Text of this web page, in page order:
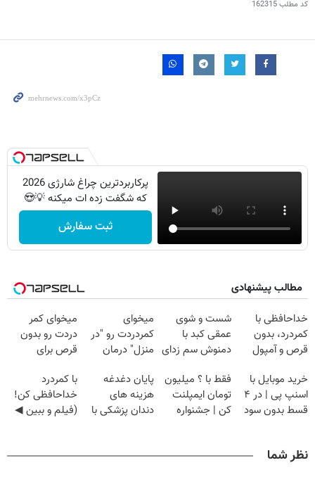
کد مطلب162315
پرکاربردترین چراغ شارژی 2026
که شگفت زده ات میکنه 💡😍
ثبت سفارش
مطالب پیشنهادی
خداحافظی با
کمردرد، بدون
قرص و آمپول
شست و شوی
عمقی کبد با
دمنوش سم زدای
میخوای
کمردردت رو "در
منزل" درمان
◂پرسش‌نامه)
میخوای کمر
دردت رو بدون
قرص برای
کنی؟
(◂پرسش‌نامه رو
پر کن)
خرید موبایل با
اسنپ پی | در ۴
قسط بدون سود
فقط با ؟ میلیون
تومان ایمپلنت
کن | جشنواره
پایان دغدغه
هزینه های
دندان پزشکی با
با کمردرد
خداحافظی کن!
(فیلم و ببین ◀
نظر شما